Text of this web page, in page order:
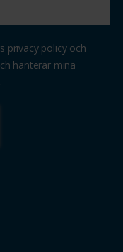
privacy policy och
hanterar mina